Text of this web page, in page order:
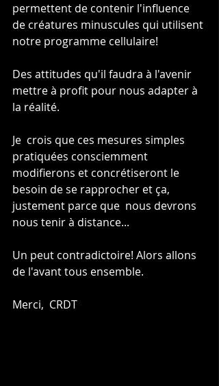
permettent de contenir l'influence
de créatures minuscules qui utilisent
notre programme cellulaire!
Des attitudes qu'il faudra à l'avenir
mettre à profit pour nous adapter à
la réalité.
Je  crois que ces mesures simples
pratiquées consciemment
modifierons et concrétiseront le
besoin de se rapprocher et ça,
justement parce que  nous devrons
nous tenir à distance...
Un peut contradictoire! Alors allons
de l'avant tous ensemble.
Merci,  CRDT